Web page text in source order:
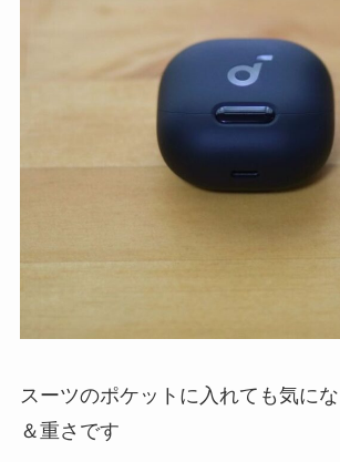
スーツのポケットに入れても気に
＆重さです